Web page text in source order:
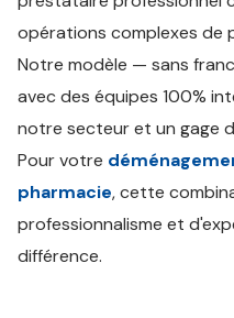
opérations complexes de
Notre modèle — sans
avec des équipes 100%
notre secteur et un gage
Pour votre
pharmacie, cette
professionnalisme et
différence.